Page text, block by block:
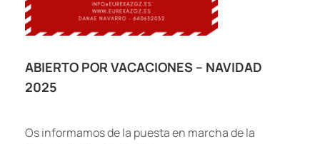
ABIERTO POR VACACIONES – NAVIDAD
2025
Os informamos de la puesta en marcha de la